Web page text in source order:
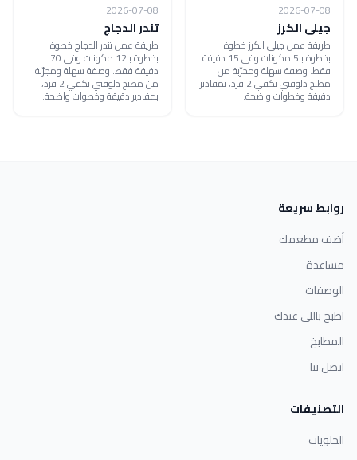
2026-07-08
جيلى الكرز
طريقة عمل جيلى الكرز خطوة
بخطوة بـ5 مكونات وفي 15 دقيقة
فقط. وصفة سهلة ومجرّبة من
مطبخ دلوقتي تكفي 2 فرد، بمقادير
دقيقة وخطوات واضحة.
2026-07-08
تندر الدجاج
طريقة عمل تندر الدجاج خطوة
بخطوة بـ12 مكونات وفي 70
دقيقة فقط. وصفة سهلة ومجرّبة
من مطبخ دلوقتي تكفي 2 فرد،
بمقادير دقيقة وخطوات واضحة.
روابط سريعة
أضف مطعمك
مساعدة
الوصفات
اطبخ باللي عندك
المطابخ
اتصل بنا
التصنيفات
الحلويات